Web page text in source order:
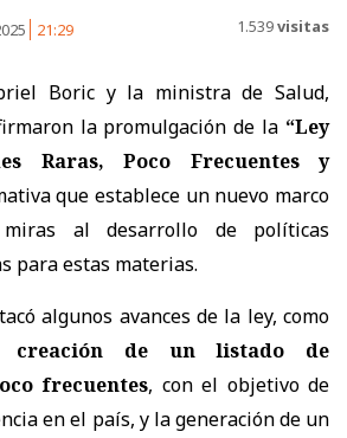
21:29 1.539visitas
Boric y la ministra de Salud,
la promulgación de la “Ley
Raras, Poco Frecuentes y
que establece un nuevo marco
al desarrollo de políticas
para estas materias.
algunos avances de la ley, como
creación de un listado de
frecuentes, con el objetivo de
en el país, y la generación de un